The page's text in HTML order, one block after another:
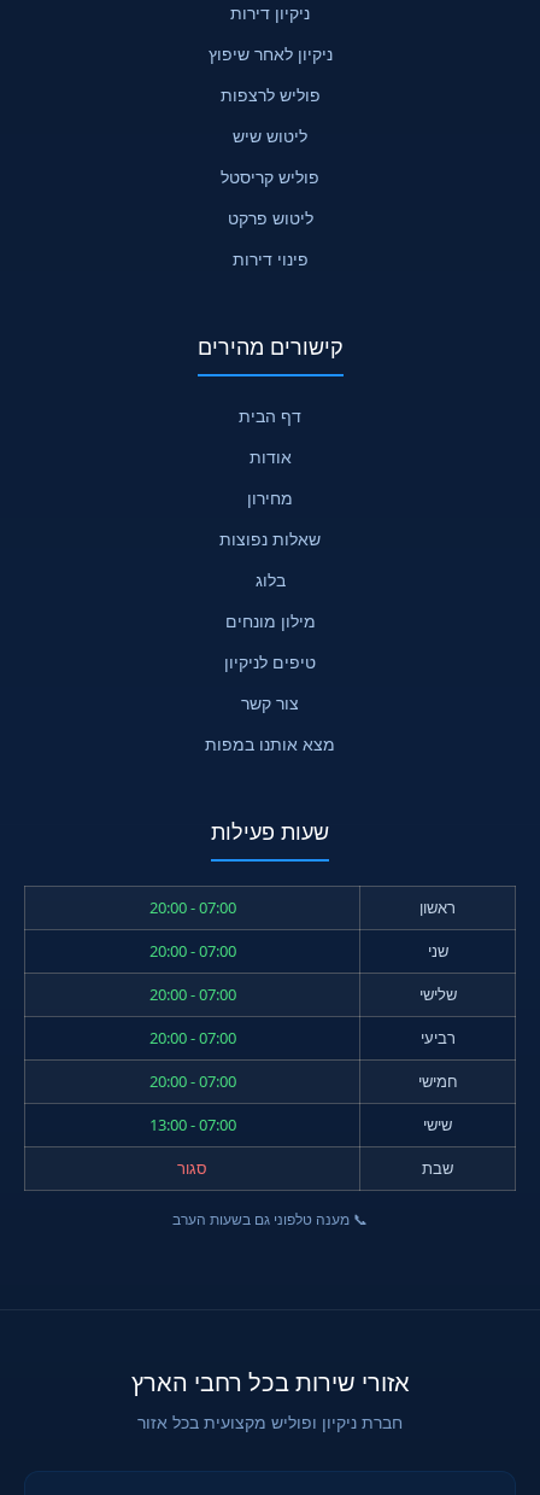
ניקיון דירות
ניקיון לאחר שיפוץ
פוליש לרצפות
ליטוש שיש
פוליש קריסטל
ליטוש פרקט
פינוי דירות
קישורים מהירים
דף הבית
אודות
מחירון
שאלות נפוצות
בלוג
מילון מונחים
טיפים לניקיון
צור קשר
מצא אותנו במפות
שעות פעילות
ראשון
07:00 - 20:00
שני
07:00 - 20:00
שלישי
07:00 - 20:00
רביעי
07:00 - 20:00
חמישי
07:00 - 20:00
שישי
07:00 - 13:00
שבת
סגור
📞 מענה טלפוני גם בשעות הערב
אזורי שירות בכל רחבי הארץ
חברת ניקיון ופוליש מקצועית בכל אזור